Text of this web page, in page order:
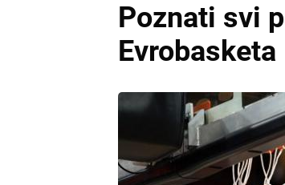
Poznati svi
Evrobasketa
Slika